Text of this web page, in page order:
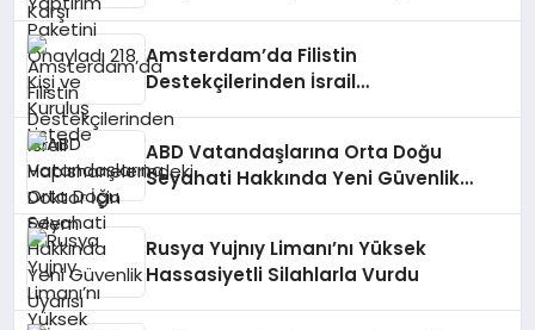
Amsterdam’da Filistin
Destekçilerinden İsrail
Hapishanelerindeki Doktor İçin Eylem
ABD Vatandaşlarına Orta Doğu
Seyahati Hakkında Yeni Güvenlik
Rusya Yujnıy Limanı’nı Yüksek
Hassasiyetli Silahlarla Vurdu